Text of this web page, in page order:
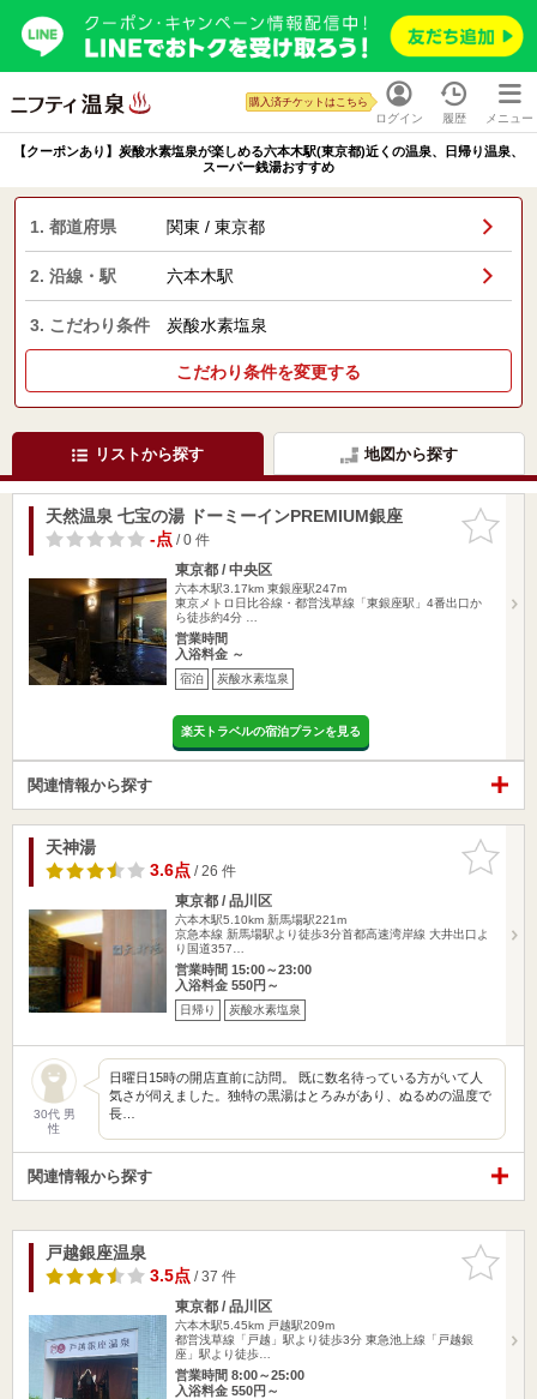
ログイン
購入済チケットはこちら
履歴 メニュー
【クーポンあり】炭酸水素塩泉が楽しめる六本木駅(東京都)近くの温泉、日帰り温泉、
スーパー銭湯おすすめ
1. 都道府県 関東 / 東京都
2. 沿線・駅 六本木駅
3. こだわり条件 炭酸水素塩泉
こだわり条件を変更する
リストから探す 地図から探す
お気に入
りに追加
天然温泉 七宝の湯 ドーミーインPREMIUM銀座
-点/ 0 件
東京都 / 中央区
六本木駅3.17km 東銀座駅247m
東京メトロ日比谷線・都営浅草線「東銀座駅」4番出口か
ら徒歩約4分 …
営業時間
入浴料金 ～
宿泊 炭酸水素塩泉
楽天トラベルの宿泊プランを見る
関連情報から探す
お気に入
りに追加
天神湯
3.6点/ 26 件
東京都 / 品川区
六本木駅5.10km 新馬場駅221m
京急本線 新馬場駅より徒歩3分首都高速湾岸線 大井出口よ
り国道357…
営業時間 15:00～23:00
入浴料金 550円～
日帰り 炭酸水素塩泉
30代 男
性
日曜日15時の開店直前に訪問。 既に数名待っている方がいて人
気さが伺えました。独特の黒湯はとろみがあり、ぬるめの温度で
長…
関連情報から探す
お気に入
りに追加
戸越銀座温泉
3.5点/ 37 件
東京都 / 品川区
六本木駅5.45km 戸越駅209m
都営浅草線「戸越」駅より徒歩3分 東急池上線「戸越銀
座」駅より徒歩…
営業時間 8:00～25:00
入浴料金 550円～